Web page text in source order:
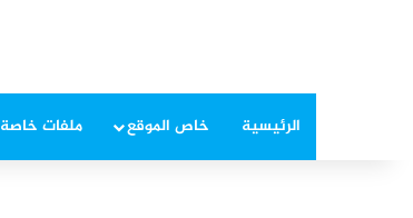
الرئيسية خاص الموقع ملفات خاصة